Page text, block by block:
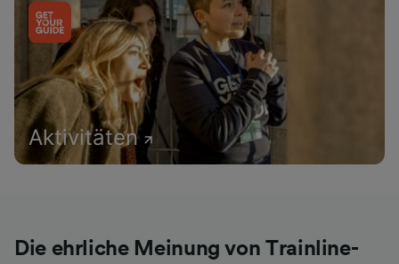
Aktivitäten
Die ehrliche Meinung von Trainline-